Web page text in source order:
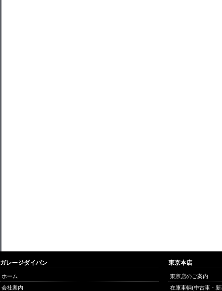
ガレージダイバン
ホーム
会社案内
東京本店
東京店のご案内
在庫車輌(中古車・